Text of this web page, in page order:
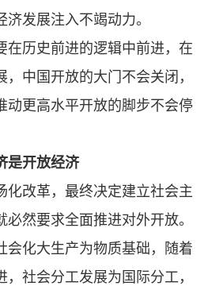
发展注入不竭动力。
在历史前进的逻辑中前进，在
中国开放的大门不会关闭，
动更高水平开放的脚步不会停
是开放经济
化改革，最终决定建立社会主
然要求全面推进对外开放。
会化大生产为物质基础，随着
社会分工发展为国际分工，